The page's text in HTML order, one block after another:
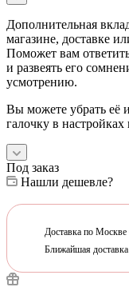
Дополнительная
магазине, доставке
Поможет вам
и развеять его
усмотрению.
Вы можете убрать её
галочку в
Под заказ
Нашли дешевле?
Доставка по Москве
Ближайшая доставка